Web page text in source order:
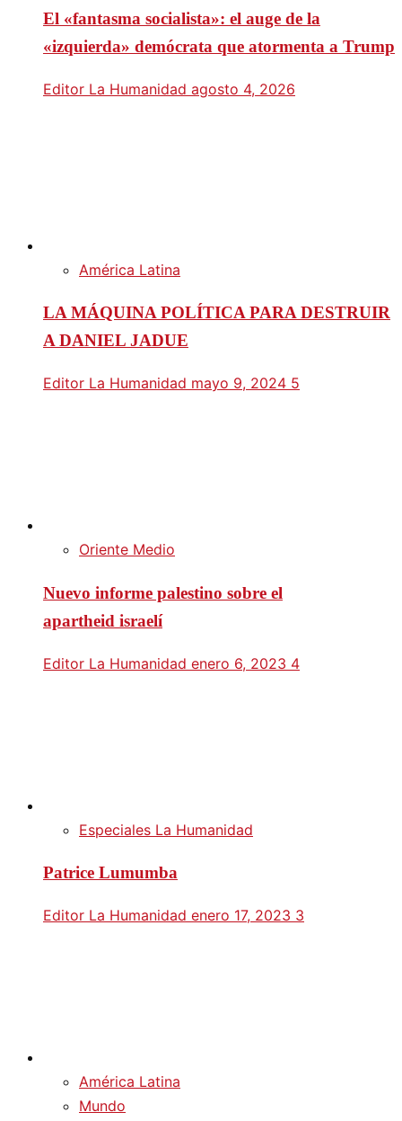
El «fantasma socialista»: el auge de la
«izquierda» demócrata que atormenta a Trump
Editor La Humanidad agosto 4, 2026
América Latina
LA MÁQUINA POLÍTICA PARA DESTRUIR
A DANIEL JADUE
Editor La Humanidad mayo 9, 2024 5
Oriente Medio
Nuevo informe palestino sobre el
apartheid israelí
Editor La Humanidad enero 6, 2023 4
Especiales La Humanidad
Patrice Lumumba
Editor La Humanidad enero 17, 2023 3
América Latina
Mundo